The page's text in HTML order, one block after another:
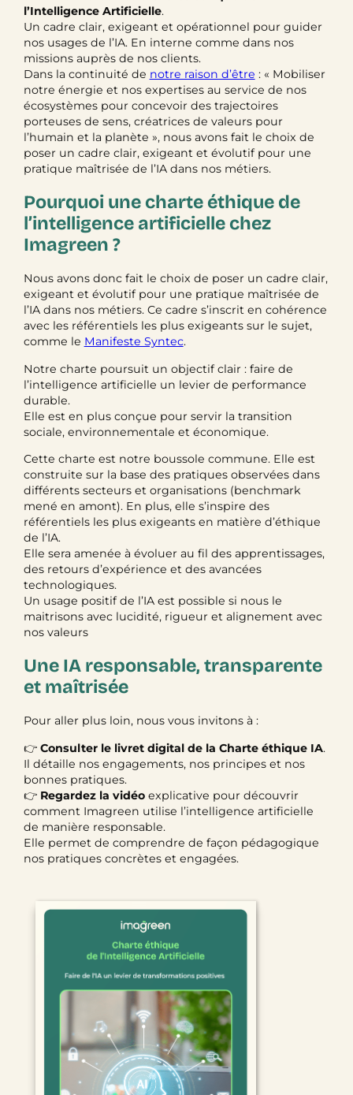
l’Intelligence Artificielle.
Un cadre clair, exigeant et opérationnel pour guider
nos usages de l’IA. En interne comme dans nos
missions auprès de nos clients.
Dans la continuité de notre raison d’être : « Mobiliser
notre énergie et nos expertises au service de nos
écosystèmes pour concevoir des trajectoires
porteuses de sens, créatrices de valeurs pour
l’humain et la planète », nous avons fait le choix de
poser un cadre clair, exigeant et évolutif pour une
pratique maîtrisée de l’IA dans nos métiers.
Pourquoi une charte éthique de
l’intelligence artificielle chez
Imagreen ?
Nous avons donc fait le choix de poser un cadre clair,
exigeant et évolutif pour une pratique maîtrisée de
l’IA dans nos métiers. Ce cadre s’inscrit en cohérence
avec les référentiels les plus exigeants sur le sujet,
comme le Manifeste Syntec.
Notre charte poursuit un objectif clair : faire de
l’intelligence artificielle un levier de performance
durable.
Elle est en plus conçue pour servir la transition
sociale, environnementale et économique.
Cette charte est notre boussole commune. Elle est
construite sur la base des pratiques observées dans
différents secteurs et organisations (benchmark
mené en amont). En plus, elle s’inspire des
référentiels les plus exigeants en matière d’éthique
de l’IA.
Elle sera amenée à évoluer au fil des apprentissages,
des retours d’expérience et des avancées
technologiques.
Un usage positif de l’IA est possible si nous le
maitrisons avec lucidité, rigueur et alignement avec
nos valeurs
Une IA responsable, transparente
et maîtrisée
Pour aller plus loin, nous vous invitons à :
👉 Consulter le livret digital de la Charte éthique IA.
Il détaille nos engagements, nos principes et nos
bonnes pratiques.
👉 Regardez la vidéoexplicative pour découvrir
comment Imagreen utilise l’intelligence artificielle
de manière responsable.
Elle permet de comprendre de façon pédagogique
nos pratiques concrètes et engagées.